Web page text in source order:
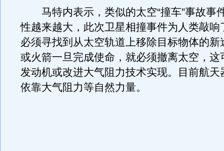
马特内表示，类似的太空“撞车”事故事
性越来越大，此次卫星相撞事件为人类敲响
必须寻找到从太空轨道上移除目标物体的新
或火箭一旦完成使命，就必须撤离太空，这
发动机或改进大气阻力技术实现。目前航天
依靠大气阻力等自然力量。